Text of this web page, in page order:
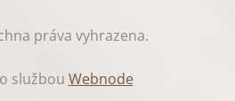
práva vyhrazena.
službou Webnode